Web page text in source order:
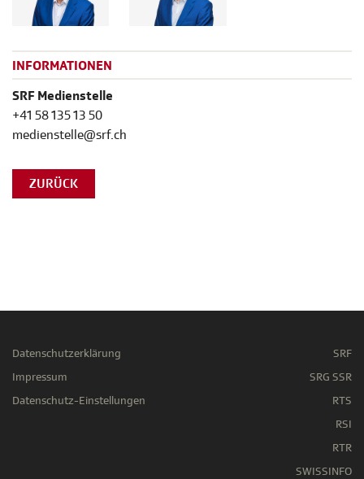
INFORMATIONEN
SRF Medienstelle
+41 58 135 13 50
medienstelle@srf.ch
ZURÜCK
Datenschutzerklärung
Impressum
Datenschutz-Einstellungen
SRF
SRG SSR
RTS
RSI
RTR
SWISSINFO